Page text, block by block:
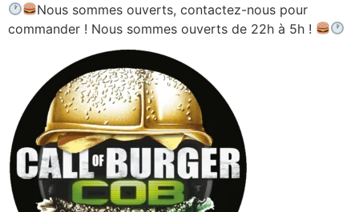
Nous sommes ouverts, contactez-nous pour
commander ! Nous sommes ouverts de 22h à 5h !